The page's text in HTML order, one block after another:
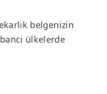
belgenizin
ülkelerde